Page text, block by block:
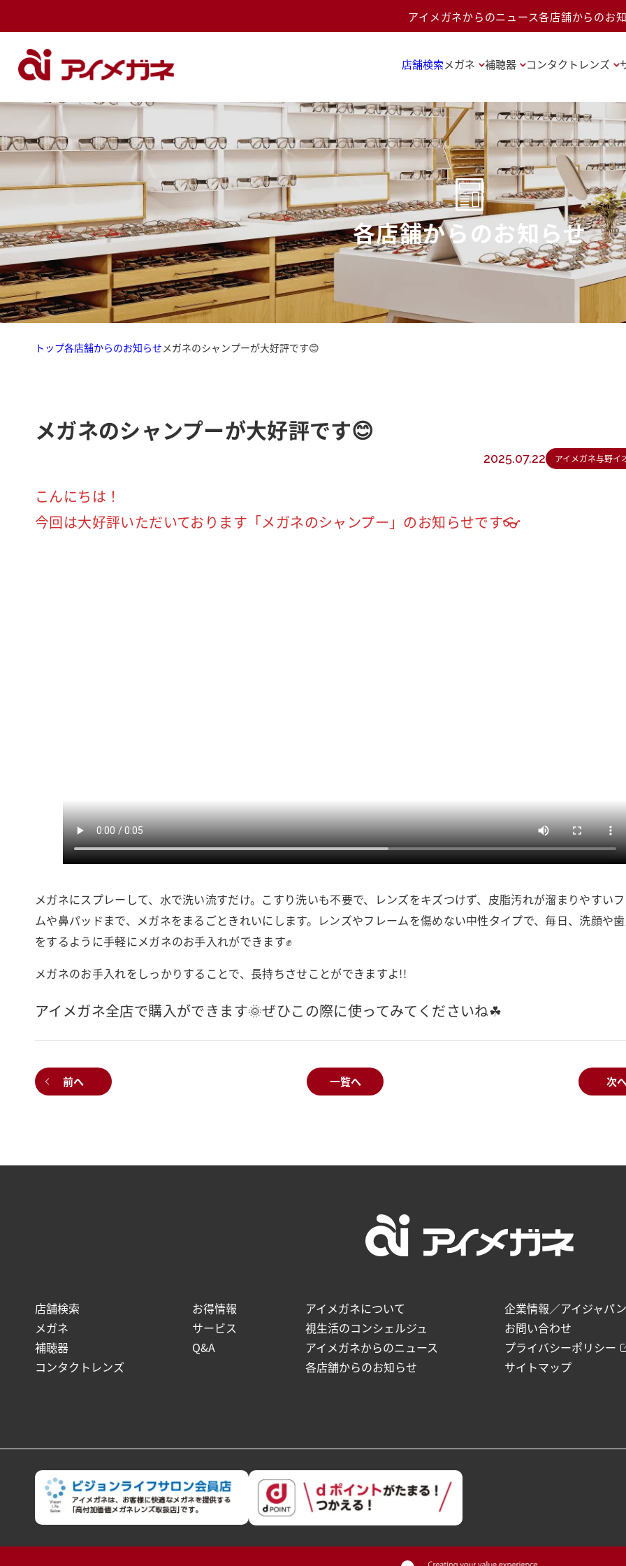
アイメガネからのニュース各店舗からのお
店舗検索メガネ 補聴器 コンタクトレンズ
各店舗からのお知らせ
トップ各店舗からのお知らせメガネのシャンプーが大好評です😊
メガネのシャンプーが大好評です😊
2025.07.22 アイメガネ与野イ
こんにちは！
今回は大好評いただいております「メガネのシャンプー」のお知らせです👓
メガネにスプレーして、水で洗い流すだけ。こすり洗いも不要で、レンズをキズつけず、皮脂汚れが溜まりやすい
ムや鼻パッドまで、メガネをまるごときれいにします。レンズやフレームを傷めない中性タイプで、毎日、洗顔や
をするように手軽にメガネのお手入れができます✊
メガネのお手入れをしっかりすることで、長持ちさせことができますよ!!
アイメガネ全店で購入ができます🌞ぜひこの際に使ってみてくださいね☘
前へ 一覧へ 次
店舗検索
メガネ
補聴器
コンタクトレンズ
お得情報
サービス
Q&A
アイメガネについて
視生活のコンシェルジュ
アイメガネからのニュース
各店舗からのお知らせ
企業情報／アイジャパン
お問い合わせ
プライバシーポリシー
サイトマップ